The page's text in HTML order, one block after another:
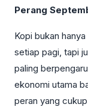
Perang
Kopi bukan
setiap pagi, tapi
paling
ekonomi utama
peran yang